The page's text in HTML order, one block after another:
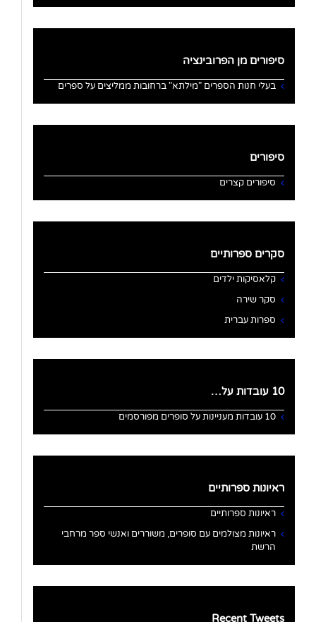
סיפורים מן הפרובינציה
בעלי חנות הספרים "מילתא" ברחובות ממליצים על ספרים
סיפורים
סיפורים קצרים
סקרים ספרותיים
קלאסיקות ילדים
סקר שירה
ספרות עברית
10 עובדות על…
10 עובדות מעניינות על סופרים מפורסמים
ראיונות ספרותיים
ראיונות ספרותיים
ראיונות מצולמים עם סופרים, משוררים ואנשי ספר מרחבי
הרשת
Recent Tweets